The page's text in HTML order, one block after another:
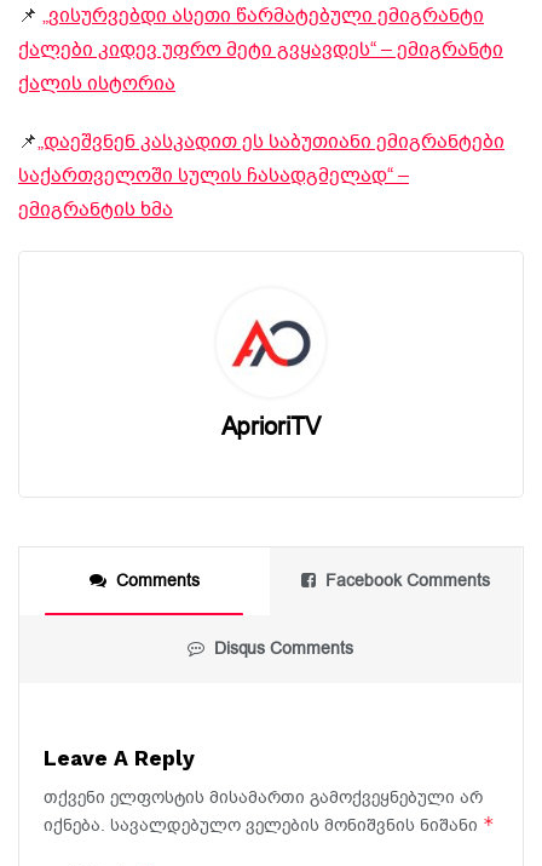
📌 „ვისურვებდი ასეთი წარმატებული ემიგრანტი
ქალები კიდევ უფრო მეტი გვყავდეს“ – ემიგრანტი
ქალის ისტორია
📌„დაეშვნენ კასკადით ეს საბუთიანი ემიგრანტები
საქართველოში სულის ჩასადგმელად“ –
ემიგრანტის ხმა
AprioriTV
Comments Facebook Comments
Disqus Comments
Leave A Reply
თქვენი ელფოსტის მისამართი გამოქვეყნებული არ
იქნება. სავალდებულო ველების მონიშვნის ნიშანი *